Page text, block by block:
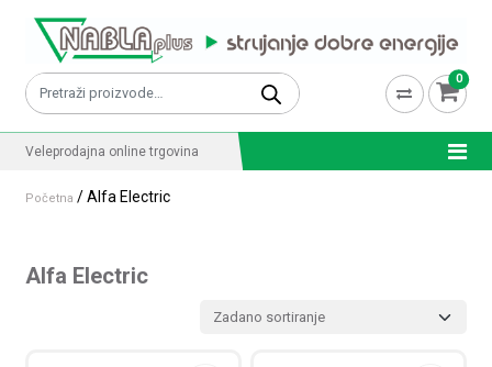
Pretraži: 0
Veleprodajna online trgovina
Početna / Alfa Electric
Alfa Electric